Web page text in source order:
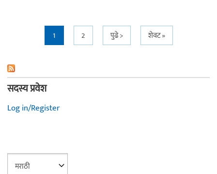
1 2 पुढे > शेवट »
सदस्य प्रवेश
Log in/Register